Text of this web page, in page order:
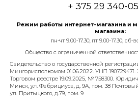
+ 375 29 340-
Режим работы интернет-магазина и
магазина:
пн-чт 9.00-17.30, пт 9.00-17.30, сб-
Общество с ограниченной
Свидетельство о государственной
Мингорисполкомом 01.06.2022. УНП 190729471.
Торговом реестре 19.09.2025, № 758300.
Минск, ул. Фабрициуса, д. 9А, пом. 38
ул. Притыцкого, д.79, пом. 9